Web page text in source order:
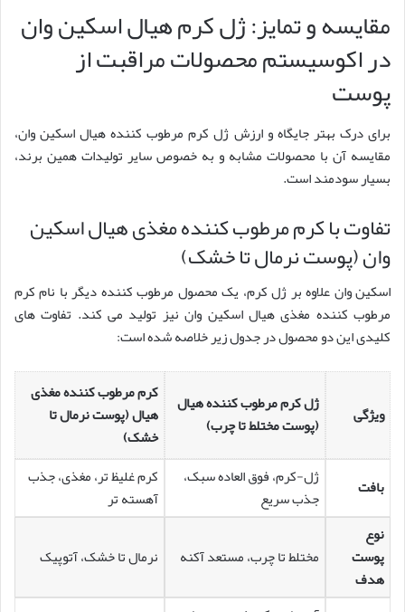
مقایسه و تمایز: ژل کرم هیال اسکین وان
در اکوسیستم محصولات مراقبت از
پوست
برای درک بهتر جایگاه و ارزش ژل کرم مرطوب کننده هیال اسکین وان،
مقایسه آن با محصولات مشابه و به خصوص سایر تولیدات همین برند،
بسیار سودمند است.
تفاوت با کرم مرطوب کننده مغذی هیال اسکین
وان (پوست نرمال تا خشک)
اسکین وان علاوه بر ژل کرم، یک محصول مرطوب کننده دیگر با نام کرم
مرطوب کننده مغذی هیال اسکین وان نیز تولید می کند. تفاوت های
کلیدی این دو محصول در جدول زیر خلاصه شده است:
ویژگی
ژل کرم مرطوب کننده هیال
(پوست مختلط تا چرب)
کرم مرطوب کننده مغذی
هیال (پوست نرمال تا
خشک)
بافت
ژل-کرم، فوق العاده سبک،
جذب سریع
کرم غلیظ تر، مغذی، جذب
آهسته تر
نوع
پوست
هدف
مختلط تا چرب، مستعد آکنه نرمال تا خشک، آتوپیک